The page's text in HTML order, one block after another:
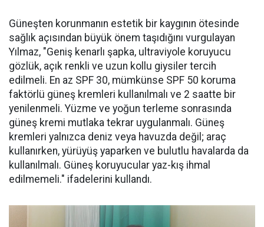
Güneşten korunmanın estetik bir kaygının ötesinde
sağlık açısından büyük önem taşıdığını vurgulayan
Yılmaz, "Geniş kenarlı şapka, ultraviyole koruyucu
gözlük, açık renkli ve uzun kollu giysiler tercih
edilmeli. En az SPF 30, mümkünse SPF 50 koruma
faktörlü güneş kremleri kullanılmalı ve 2 saatte bir
yenilenmeli. Yüzme ve yoğun terleme sonrasında
güneş kremi mutlaka tekrar uygulanmalı. Güneş
kremleri yalnızca deniz veya havuzda değil; araç
kullanırken, yürüyüş yaparken ve bulutlu havalarda da
kullanılmalı. Güneş koruyucular yaz-kış ihmal
edilmemeli." ifadelerini kullandı.